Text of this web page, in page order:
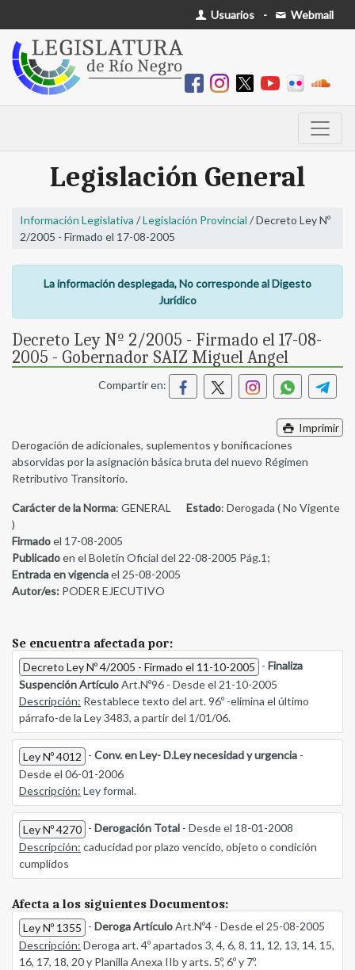
Usuarios - Webmail
Legislación General
Información Legislativa /Legislación Provincial / Decreto Ley Nº
2/2005 - Firmado el 17-08-2005
La información desplegada, No corresponde al Digesto
Jurídico
Decreto Ley Nº 2/2005 - Firmado el 17-08-
2005 - Gobernador SAIZ Miguel Angel
Compartir en:
Imprimir
Derogación de adicionales, suplementos y bonificaciones
absorvidas por la asignación básica bruta del nuevo Régimen
Retributivo Transitorio.
Carácter de la Norma: GENERAL Estado: Derogada ( No Vigente
)
Firmadoel 17-08-2005
Publicadoen el Boletín Oficial del 22-08-2005 Pág.1;
Entrada en vigenciael 25-08-2005
Autor/es: PODER EJECUTIVO
Se encuentra afectada por:
Decreto Ley Nº 4/2005 - Firmado el 11-10-2005 - Finaliza
Suspención ArtículoArt.Nº96 - Desde el 21-10-2005
Descripción: Restablece texto del art. 96º -elimina el último
párrafo-de la Ley 3483, a partir del 1/01/06.
Ley Nº 4012 - Conv. en Ley- D.Ley necesidad y urgencia -
Desde el 06-01-2006
Descripción: Ley formal.
Ley Nº 4270 - Derogación Total - Desde el 18-01-2008
Descripción: caducidad por plazo vencido, objeto o condición
cumplidos
Afecta a los siguientes Documentos:
Ley Nº 1355 - Deroga ArtículoArt.Nº4 - Desde el 25-08-2005
Descripción: Deroga art. 4º apartados 3, 4, 6, 8, 11, 12, 13, 14, 15,
16, 17, 18, 20 y Planilla Anexa IIb y arts. 5º, 6º y 7º.